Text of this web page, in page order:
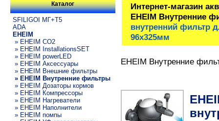
Каталог
SFILIGOI МГ+Т5
ADA
EHEIM
» EHEIM CO2
» EHEIM InstallationsSET
» EHEIM powerLED
» EHEIM Аксессуары
» EHEIM Внешние фильтры
» EHEIM Внутренние фильтры
» EHEIM Дозаторы кормов
» EHEIM Компрессоры
» EHEIM Нагреватели
» EHEIM Наполнители
» EHEIM помпы
Интернет-магазин
EHEIM Внутренние
внутренний фильтр
96x325мм
EHEIM Внутренние